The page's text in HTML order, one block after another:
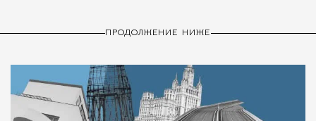
ПРОДОЛЖЕНИЕ НИЖЕ